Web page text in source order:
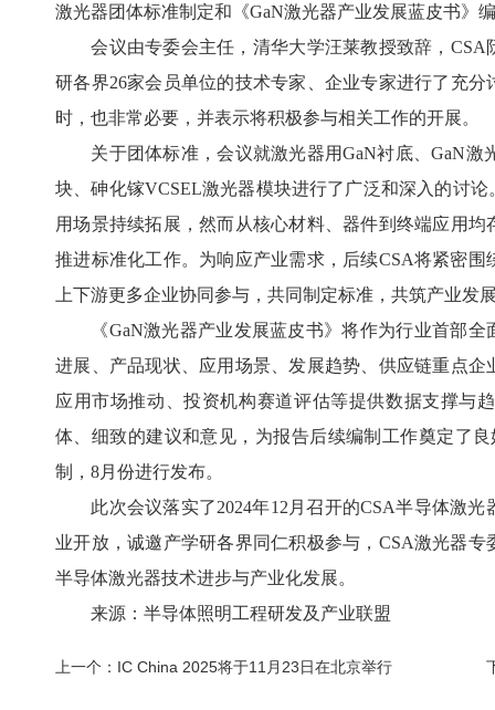
激光器团体标准制定和《GaN激光器产业发展蓝皮书》
会议由专委会主任，清华大学汪莱教授致辞，CSA
研各界26家会员单位的技术专家、企业专家进行了充
时，也非常必要，并表示将积极参与相关工作的开展。
关于团体标准，会议就激光器用GaN衬底、GaN激
块、砷化镓VCSEL激光器模块进行了广泛和深入的讨
用场景持续拓展，然而从核心材料、器件到终端应用
推进标准化工作。为响应产业需求，后续CSA将紧密
上下游更多企业协同参与，共同制定标准，共筑产业发
《GaN激光器产业发展蓝皮书》将作为行业首部全
进展、产品现状、应用场景、发展趋势、供应链重点
应用市场推动、投资机构赛道评估等提供数据支撑与
体、细致的建议和意见，为报告后续编制工作奠定了
制，8月份进行发布。
此次会议落实了2024年12月召开的CSA半导体激光
业开放，诚邀产学研各界同仁积极参与，CSA激光器
半导体激光器技术进步与产业化发展。
来源：半导体照明工程研发及产业联盟
上一个： IC China 2025将于11月23日在北京举行